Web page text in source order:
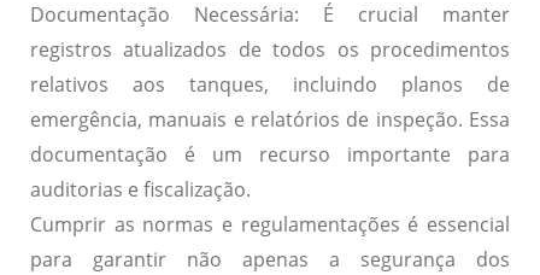
Documentação Necessária: É crucial manter
registros atualizados de todos os procedimentos
relativos aos tanques, incluindo planos de
emergência, manuais e relatórios de inspeção. Essa
documentação é um recurso importante para
auditorias e fiscalização.
Cumprir as normas e regulamentações é essencial
para garantir não apenas a segurança dos